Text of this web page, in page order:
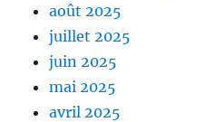
août 2025
juillet 2025
juin 2025
mai 2025
avril 2025